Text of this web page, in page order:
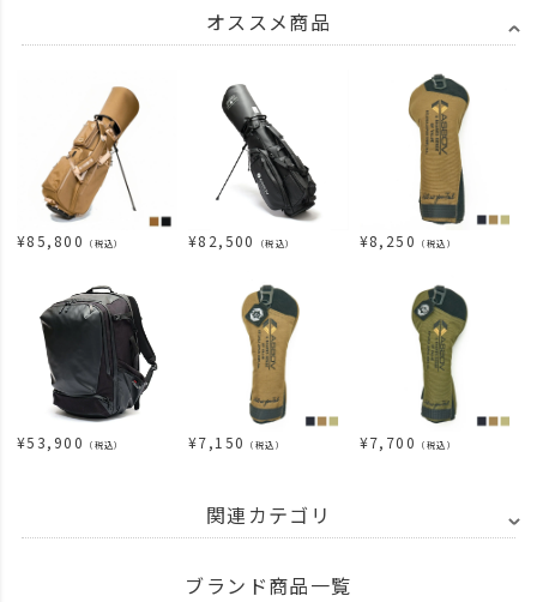
オススメ商品
¥85,800 （税込） ¥82,500 （税込） ¥8,250 （税込）
¥53,900 （税込） ¥7,150 （税込） ¥7,700 （税込）
関連カテゴリ
AS2OV アッソブ AS2OV GOLF SERIES
ブランド商品一覧